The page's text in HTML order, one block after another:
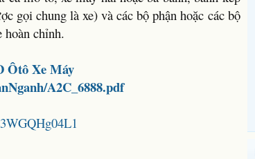
gọi chung là xe) và các bộ phận hoặc các bộ
hoàn chỉnh.
Ôtô Xe Máy
A2C_6888.pdf